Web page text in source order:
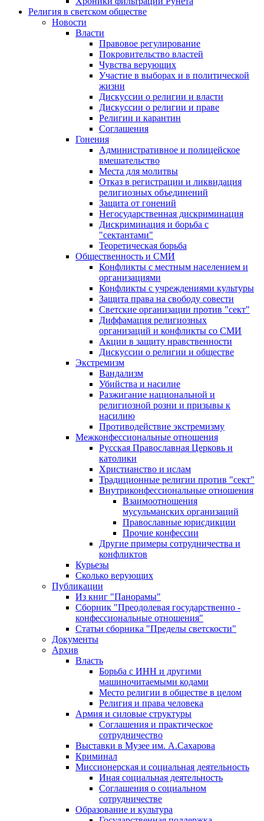
Религия в светском обществе
Новости
Власти
Правовое регулирование
Покровительство властей
Чувства верующих
Участие в выборах и в политической
жизни
Дискуссии о религии и власти
Дискуссии о религии и праве
Религии и карантин
Соглашения
Гонения
Административное и полицейское
вмешательство
Места для молитвы
Отказ в регистрации и ликвидация
религиозных объединений
Защита от гонений
Негосударственная дискриминация
Дискриминация и борьба с
"сектантами"
Теоретическая борьба
Общественность и СМИ
Конфликты с местным населением и
организациями
Конфликты с учреждениями культуры
Защита права на свободу совести
Светские организации против "сект"
Диффамация религиозных
организаций и конфликты со СМИ
Акции в защиту нравственности
Дискуссии о религии и обществе
Экстремизм
Вандализм
Убийства и насилие
Разжигание национальной и
религиозной розни и призывы к
насилию
Противодействие экстремизму
Межконфессиональные отношения
Русская Православная Церковь и
католики
Христианство и ислам
Традиционные религии против "сект"
Внутриконфессиональные отношения
Взаимоотношения
мусульманских организаций
Православные юрисдикции
Прочие конфессии
Другие примеры сотрудничества и
конфликтов
Курьезы
Сколько верующих
Публикации
Из книг "Панорамы"
Сборник "Преодолевая государственно -
конфессиональные отношения"
Статьи сборника "Пределы светскости"
Документы
Архив
Власть
Борьба с ИНН и другими
машиночитаемыми кодами
Место религии в обществе в целом
Религия и права человека
Армия и силовые структуры
Соглашения и практическое
сотрудничество
Выставки в Музее им. А.Сахарова
Криминал
Миссионерская и социальная деятельность
Иная социальная деятельность
Соглашения о социальном
сотрудничестве
Образование и культура